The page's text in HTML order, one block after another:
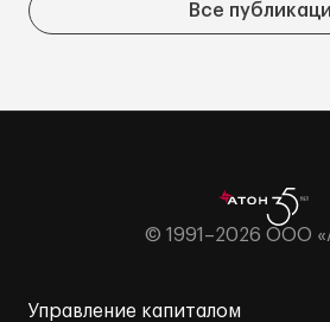
Все
© 1991–2026 ООО
Управление капиталом